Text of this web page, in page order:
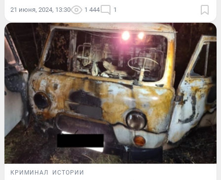
21 июня, 2024, 13:30 1 444 1
КРИМИНАЛ ИСТОРИИ